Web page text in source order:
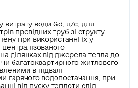
витрату води Gd, л/с, для
провідних труб зі структу­
при використанні їх у
ділянках від джерела тепла до
багатоквартирного житлового
в підвалі
гарячого водопостачання, при
від­ пуску теплоти слід